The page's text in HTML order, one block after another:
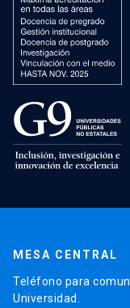
MESA CENTRAL
Teléfono para
Universidad.